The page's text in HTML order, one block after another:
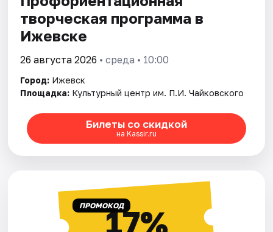
творческая программа в
Ижевске
26 августа 2026 • среда • 10:00
Город: Ижевск
Площадка: Культурный центр им. П.И. Чайковского
Билеты со скидкой
на Kassir.ru
ПРОМОКОД17%